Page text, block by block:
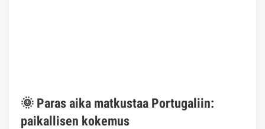
🌞 Paras aika matkustaa Portugaliin:
paikallisen kokemus